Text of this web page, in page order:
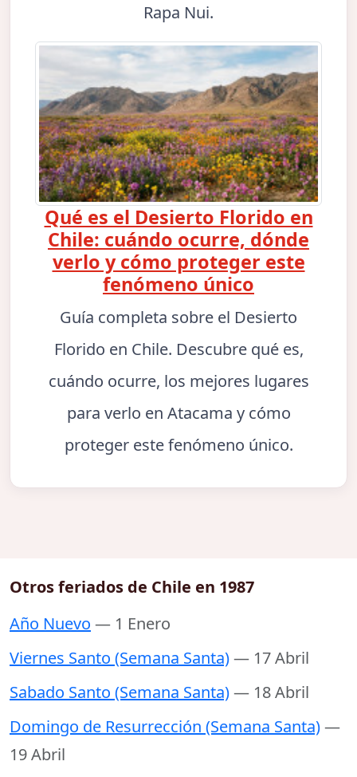
Rapa Nui.
Qué es el Desierto Florido en
Chile: cuándo ocurre, dónde
verlo y cómo proteger este
fenómeno único
Guía completa sobre el Desierto
Florido en Chile. Descubre qué es,
cuándo ocurre, los mejores lugares
para verlo en Atacama y cómo
proteger este fenómeno único.
Otros feriados de Chile en 1987
Año Nuevo — 1 Enero
Viernes Santo (Semana Santa)— 17 Abril
Sabado Santo (Semana Santa)— 18 Abril
Domingo de Resurrección (Semana Santa)—
19 Abril